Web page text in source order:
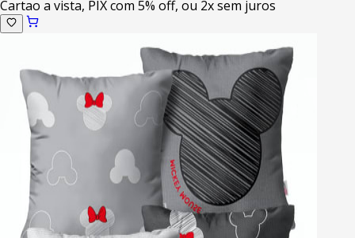
Cartao a vista, PIX com 5% off, ou 2x sem juros